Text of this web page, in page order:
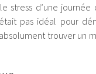
stress d’une journée
pas idéal pour
trouver un